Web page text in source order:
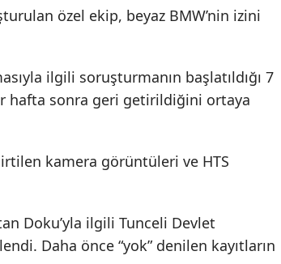
özel ekip, beyaz BMW’nin izini
ilgili soruşturmanın başlatıldığı 7
bir hafta sonra geri getirildiğini ortaya
kamera görüntüleri ve HTS
Doku’yla ilgili Tunceli Devlet
Daha önce “yok” denilen kayıtların